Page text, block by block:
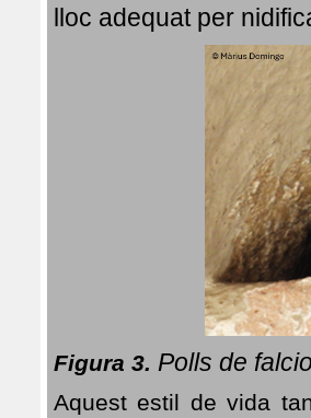
lloc adequat per
Figura 3. Polls de
Aquest estil de vida